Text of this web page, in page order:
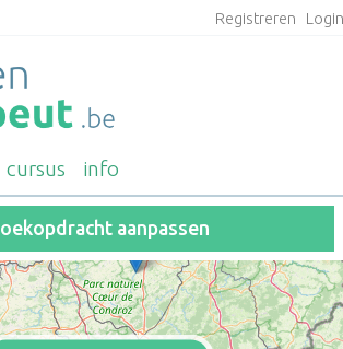
Registreren
cursus info
aanpassen